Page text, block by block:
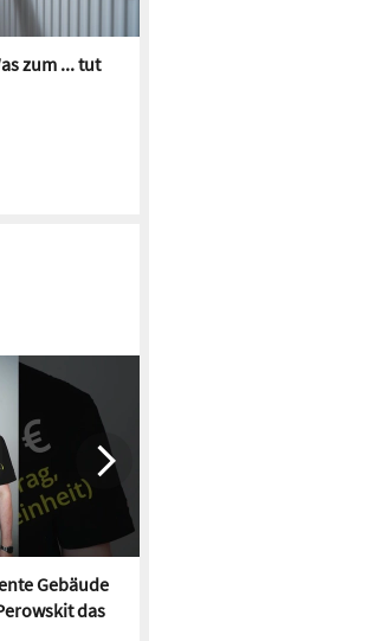
zum ... tut
Gebäude
das